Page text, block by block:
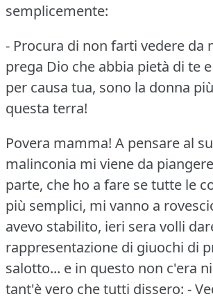
semplicemente:
- Procura di non farti vedere da
prega Dio che abbia pietà di te
per causa tua, sono la donna
questa terra!
Povera mamma! A pensare al
malinconia mi viene da
parte, che ho a fare se tutte le
più semplici, mi vanno a
avevo stabilito, ieri sera volli
rappresentazione di giuochi di
salotto... e in questo non c'era
tant'è vero che tutti dissero: -